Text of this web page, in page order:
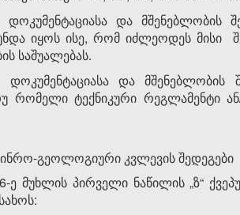
დოკუმენტაციასა და
იყოს ისე, რომ იძლეოდეს მისი
საშუალებას.
დოკუმენტაციასა და
რომელი ტექნიკური რეგლამენტი
გეოლოგიური კვლევის შედეგები
ე მუხლის პირველი ნაწილის „ზ“